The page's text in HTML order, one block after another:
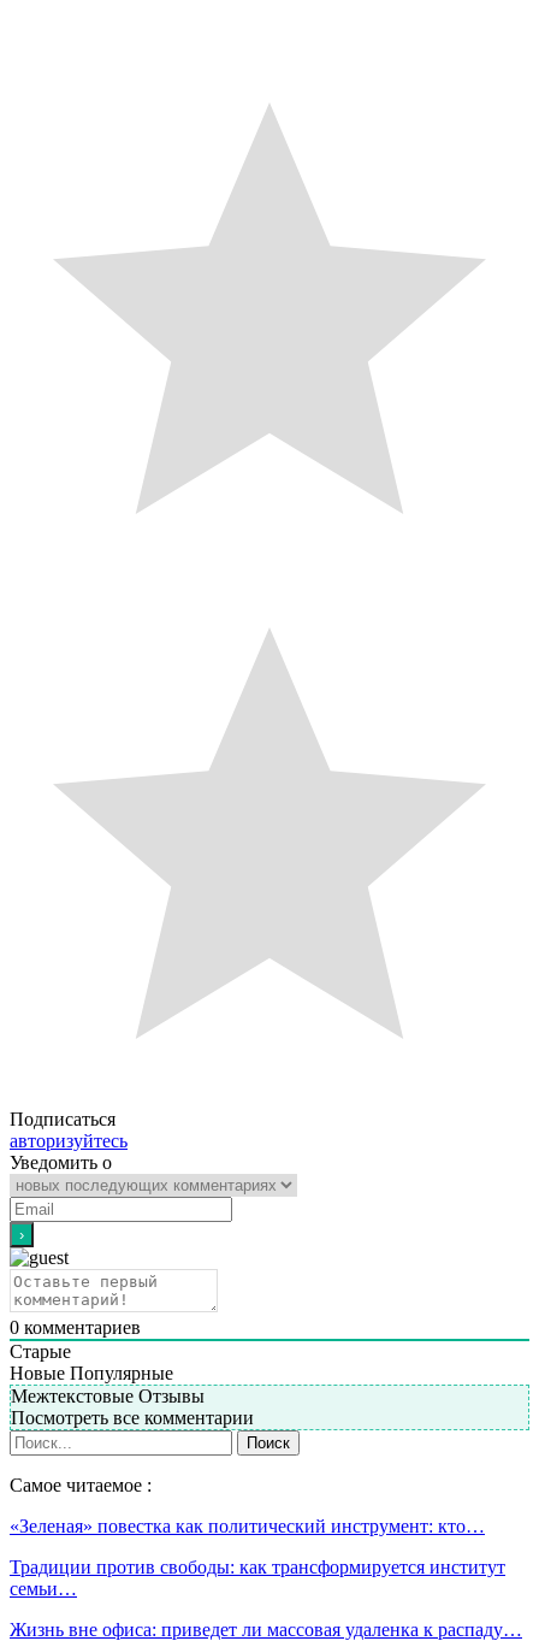
Подписаться
авторизуйтесь
Уведомить о
0 комментариев
Старые
Новые Популярные
Межтекстовые Отзывы
Посмотреть все комментарии
Самое читаемое :
«Зеленая» повестка как политический инструмент: кто…
Традиции против свободы: как трансформируется институт
семьи…
Жизнь вне офиса: приведет ли массовая удаленка к распаду…